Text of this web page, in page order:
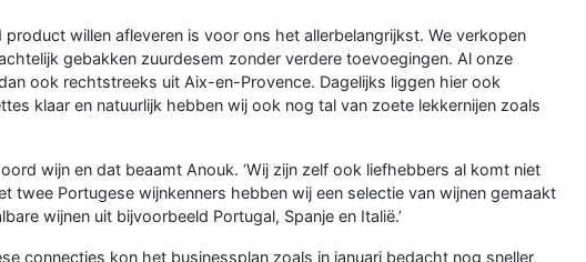
product willen afleveren is voor ons het allerbelangrijkst. We verkopen
gebakken zuurdesem zonder verdere toevoegingen. Al onze
ook rechtstreeks uit Aix-en-Provence. Dagelijks liggen hier ook
klaar en natuurlijk hebben wij ook nog tal van zoete lekkernijen zoals
wijn en dat beaamt Anouk. ‘Wij zijn zelf ook liefhebbers al komt niet
twee Portugese wijnkenners hebben wij een selectie van wijnen gemaakt
wijnen uit bijvoorbeeld Portugal, Spanje en Italië.’
connecties kon het businessplan zoals in januari bedacht nog sneller